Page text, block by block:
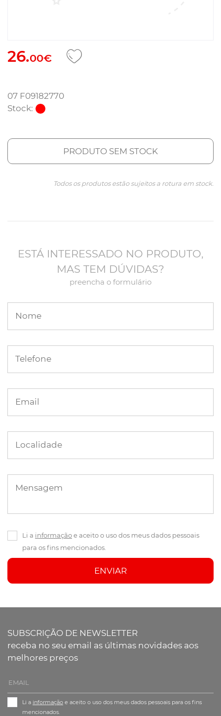
26.00€
07 F09182770
Stock:
PRODUTO SEM STOCK
Todos os produtos estão sujeitos a rotura em stock.
ESTÁ INTERESSADO NO PRODUTO,
MAS TEM DÚVIDAS?
preencha o formulário
Nome
Telefone
Email
Localidade
Mensagem
Li a informaçãoe aceito o uso dos meus dados pessoais
para os fins mencionados.
ENVIAR
SUBSCRIÇÃO DE NEWSLETTER
receba no seu email as últimas novidades aos
melhores preços
Li a informação e aceito o uso dos meus dados pessoais para os fins
mencionados.